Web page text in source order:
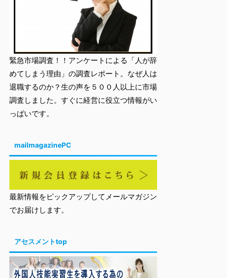
緊急市場調査！！アンケートによる「人が辞
めてしまう理由」の調査レポート。なぜ人は
退職するのか？生の声を５００人以上に市場
調査しました。すぐに経営に役立つ情報がい
っぱいです。
mailmagazinePC
最新情報をピックアップしてメールマガジン
でお届けします。
アセスメントtop